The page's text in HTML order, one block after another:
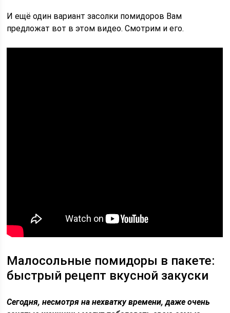
И ещё один вариант засолки помидоров Вам
предложат вот в этом видео. Смотрим и его.
Малосольные помидоры в пакете:
быстрый рецепт вкусной закуски
Сегодня, несмотря на нехватку времени, даже очень